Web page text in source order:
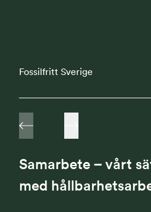
Fossilfritt Sverige
Samarbete – vårt
med